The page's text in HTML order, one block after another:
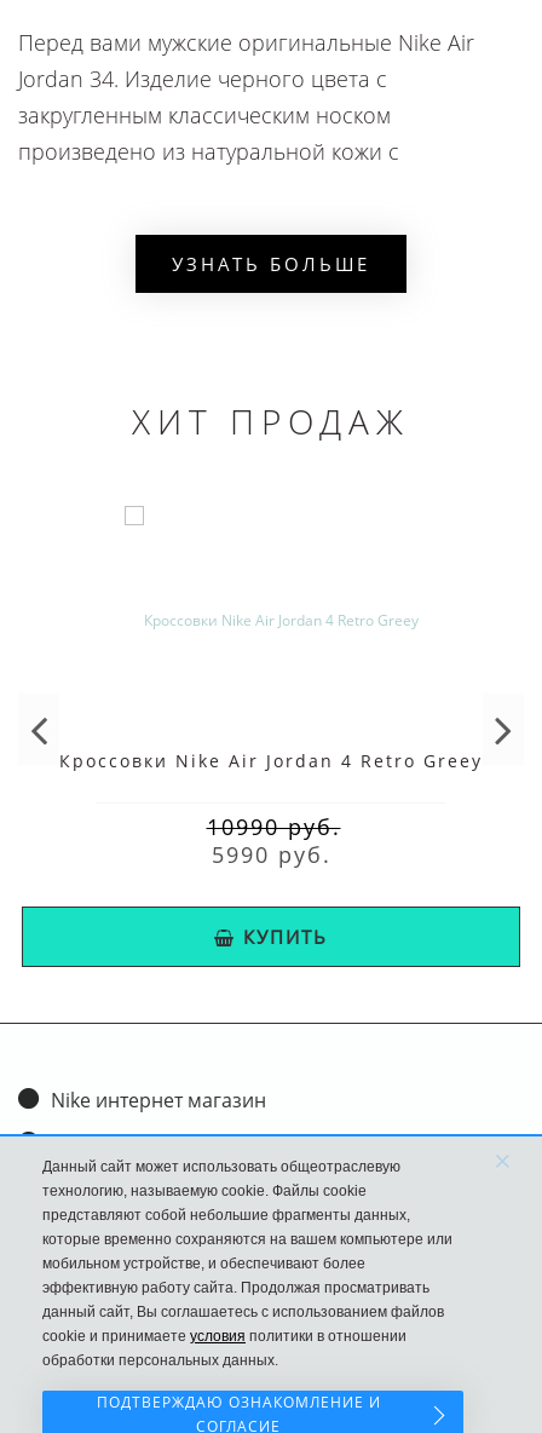
Перед вами мужские оригинальные Nike Air
Jordan 34. Изделие черного цвета с
закругленным классическим носком
произведено из натуральной кожи с
технологии Эйр, которая обеспечивает
отличный амортизационный эффект и
логотипом марки в виде галочки. На сайте
представлен большой выбор моделей
дизайнах. Здесь доступна к покупке
торговой точке в СПб или оформить доставку в
УЗНАТЬ БОЛЬШЕ
ХИТ ПРОДАЖ
Кроссовки Nike Air Jordan 4 Retro Greey
10990 руб.
5990 руб.
КУПИТЬ
Nike интернет магазин
Доставка и оплата
Обмен и возврат
Размеры
FAQ
Новости
Политика Конфиденциальности
Данный сайт может использовать общеотраслевую
технологию, называемую cookie. Файлы cookie
представляют собой небольшие фрагменты данных,
которые временно сохраняются на вашем компьютере или
мобильном устройстве, и обеспечивают более
эффективную работу сайта. Продолжая просматривать
данный сайт, Вы соглашаетесь с использованием файлов
cookie и принимаете условия политики в отношении
обработки персональных данных.
×
ПОДТВЕРЖДАЮ ОЗНАКОМЛЕНИЕ И
СОГЛАСИЕ